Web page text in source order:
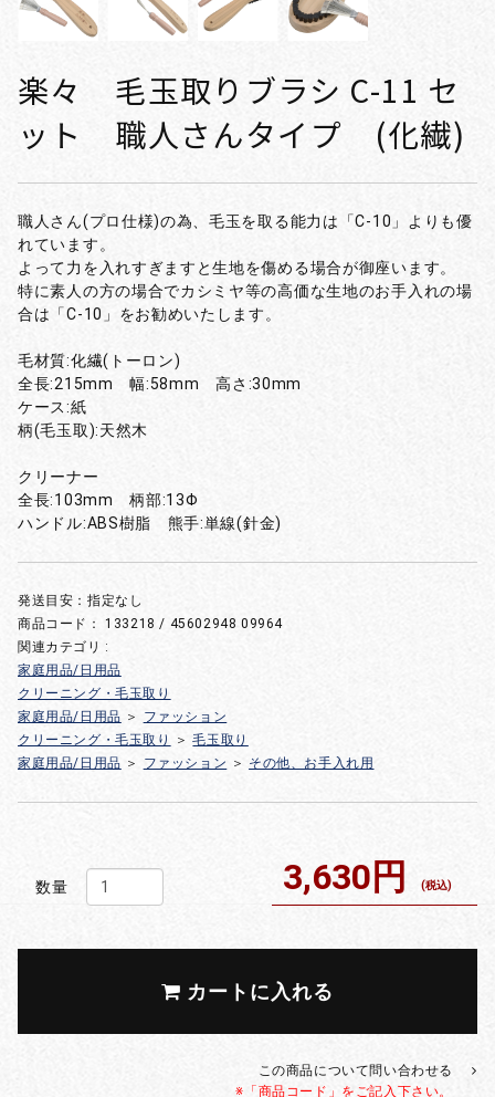
楽々 毛玉取りブラシ C-11 セ
ット 職人さんタイプ (化繊)
職人さん(プロ仕様)の為、毛玉を取る能力は「C-10」よりも優
れています。
よって力を入れすぎますと生地を傷める場合が御座います。
特に素人の方の場合でカシミヤ等の高価な生地のお手入れの場
合は「C-10」をお勧めいたします。
毛材質:化繊(トーロン)
全長:215mm 幅:58mm 高さ:30mm
ケース:紙
柄(毛玉取):天然木
クリーナー
全長:103mm 柄部:13Φ
ハンドル:ABS樹脂 熊手:単線(針金)
発送目安：指定なし
商品コード：133218 / 45602948 09964
関連カテゴリ :
家庭用品/日用品
クリーニング・毛玉取り
家庭用品/日用品 ＞
ファッション
クリーニング・毛玉取り
＞ 毛玉取り
家庭用品/日用品 ＞ ファッション ＞ その他、お手入れ用
数量 3,630円 (税込)
カートに入れる
この商品について問い合わせる
※「商品コード」をご記入下さい。